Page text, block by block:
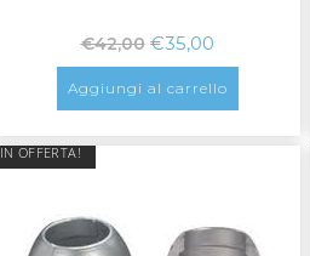
€42,00 €35,00
Aggiungi al carrello
IN OFFERTA!